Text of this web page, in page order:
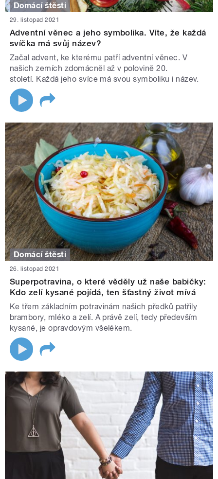
Domácí štěstí
29. listopad 2021
Adventní věnec a jeho symbolika. Víte, že každá
svíčka má svůj název?
Začal advent, ke kterému patří adventní věnec. V
našich zemích zdomácněl až v polovině 20.
století. Každá jeho svíce má svou symboliku i název.
Domácí štěstí
26. listopad 2021
Superpotravina, o které věděly už naše babičky:
Kdo zelí kysané pojídá, ten šťastný život mívá
Ke třem základním potravinám našich předků patřily
brambory, mléko a zelí. A právě zelí, tedy především
kysané, je opravdovým všelékem.